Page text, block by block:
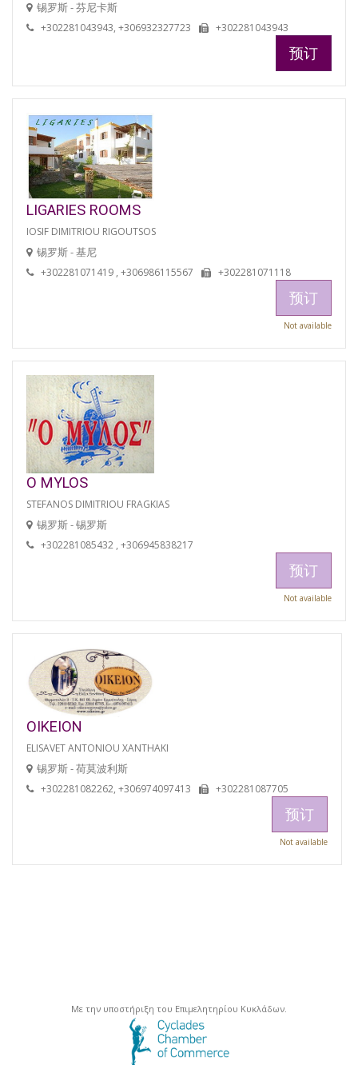
锡罗斯 - 芬尼卡斯
+302281043943, +306932327723 +302281043943
预订
LIGARIES ROOMS
IOSIF DIMITRIOU RIGOUTSOS
锡罗斯 - 基尼
+302281071419 , +306986115567 +302281071118
预订
Not available
O MYLOS
STEFANOS DIMITRIOU FRAGKIAS
锡罗斯 - 锡罗斯
+302281085432 , +306945838217
预订
Not available
OIKEION
ELISAVET ANTONIOU XANTHAKI
锡罗斯 - 荷莫波利斯
+302281082262, +306974097413 +302281087705
预订
Not available
Με την υποστήριξη του Επιμελητηρίου Κυκλάδων.